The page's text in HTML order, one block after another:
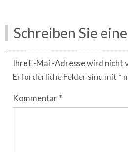
Schreiben Sie
Ihre E-Mail-Adresse wird
Erforderliche Felder sind mit *
Kommentar *